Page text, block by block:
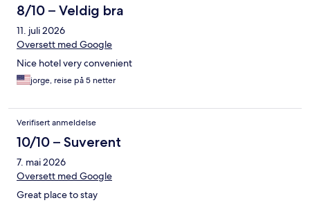
8/10 – Veldig bra
11. juli 2026
Oversett med Google
Nice hotel very convenient
jorge, reise på 5 netter
Verifisert anmeldelse
10/10 – Suverent
7. mai 2026
Oversett med Google
Great place to stay